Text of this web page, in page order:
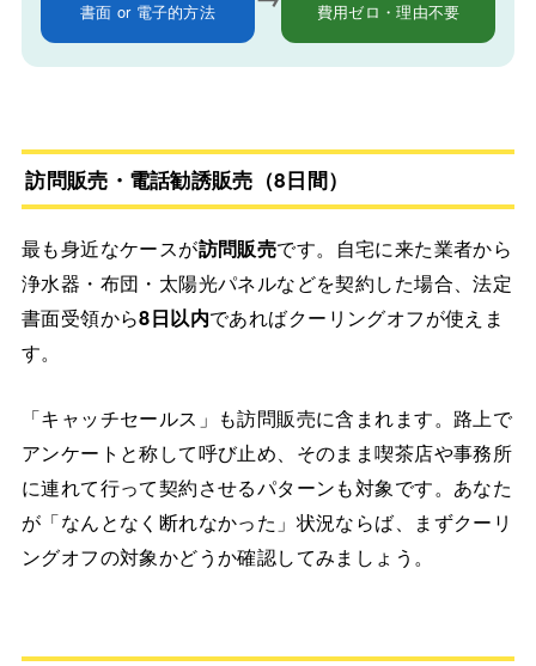
書面 or 電子的方法
費用ゼロ・理由不要
訪問販売・電話勧誘販売（8日間）
最も身近なケースが訪問販売です。自宅に来た業者から
浄水器・布団・太陽光パネルなどを契約した場合、法定
書面受領から8日以内であればクーリングオフが使えま
す。
「キャッチセールス」も訪問販売に含まれます。路上で
アンケートと称して呼び止め、そのまま喫茶店や事務所
に連れて行って契約させるパターンも対象です。あなた
が「なんとなく断れなかった」状況ならば、まずクーリ
ングオフの対象かどうか確認してみましょう。